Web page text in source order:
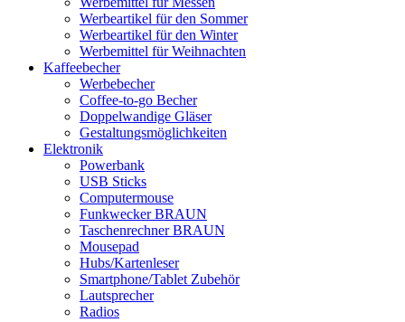
Werbeartikel für den Sommer
Werbeartikel für den Winter
Werbemittel für Weihnachten
Kaffeebecher
Werbebecher
Coffee-to-go Becher
Doppelwandige Gläser
Gestaltungsmöglichkeiten
Elektronik
Powerbank
USB Sticks
Computermouse
Funkwecker BRAUN
Taschenrechner BRAUN
Mousepad
Hubs/Kartenleser
Smartphone/Tablet Zubehör
Lautsprecher
Radios